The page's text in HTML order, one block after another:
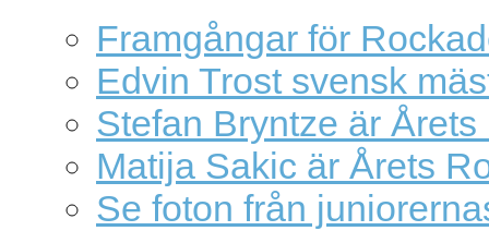
Framgångar för
Edvin Trost svensk
Stefan Bryntze är
Matija Sakic är Årets
Se foton från